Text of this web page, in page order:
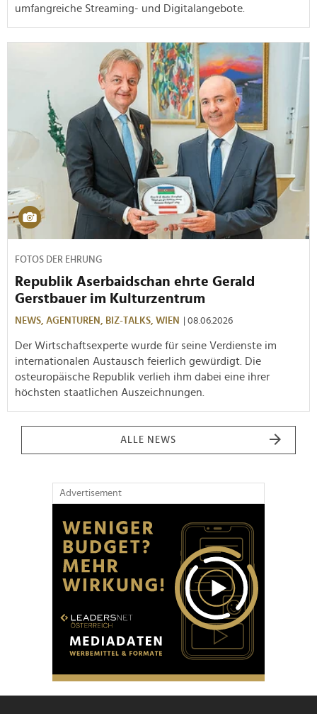
umfangreiche Streaming- und Digitalangebote.
FOTOS DER EHRUNG
Republik Aserbaidschan ehrte Gerald
Gerstbauer im Kulturzentrum
NEWS, AGENTUREN, BIZ-TALKS, WIEN | 08.06.2026
Der Wirtschaftsexperte wurde für seine Verdienste im
internationalen Austausch feierlich gewürdigt. Die
osteuropäische Republik verlieh ihm dabei eine ihrer
höchsten staatlichen Auszeichnungen.
ALLE NEWS
Advertisement